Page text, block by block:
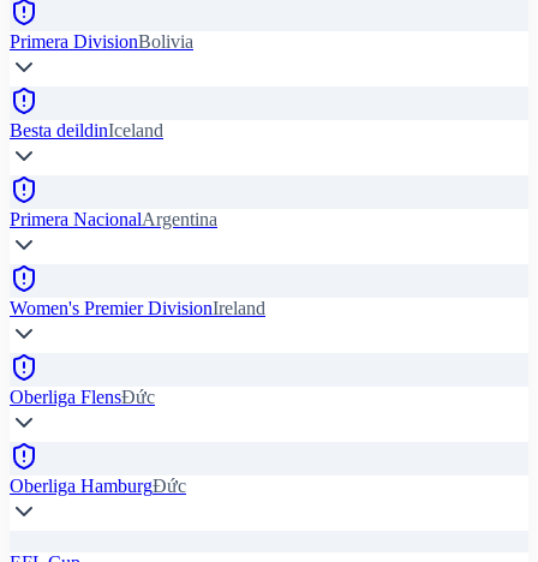
Primera DivisionBolivia
Besta deildinIceland
Primera NacionalArgentina
Women's Premier DivisionIreland
Oberliga FlensĐức
Oberliga HamburgĐức